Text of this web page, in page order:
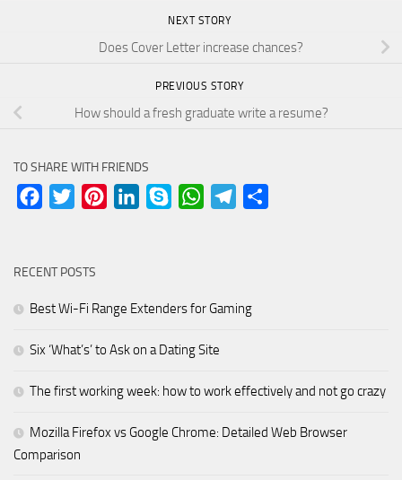
NEXT STORY
Does Cover Letter increase chances?
PREVIOUS STORY
How should a fresh graduate write a resume?
TO SHARE WITH FRIENDS
Facebook
Twitter PinterestLinkedInSkype WhatsAppTelegram
RECENT POSTS
Best Wi-Fi Range Extenders for Gaming
Six ‘What’s’ to Ask on a Dating Site
The first working week: how to work effectively and not go crazy
Mozilla Firefox vs Google Chrome: Detailed Web Browser
Comparison